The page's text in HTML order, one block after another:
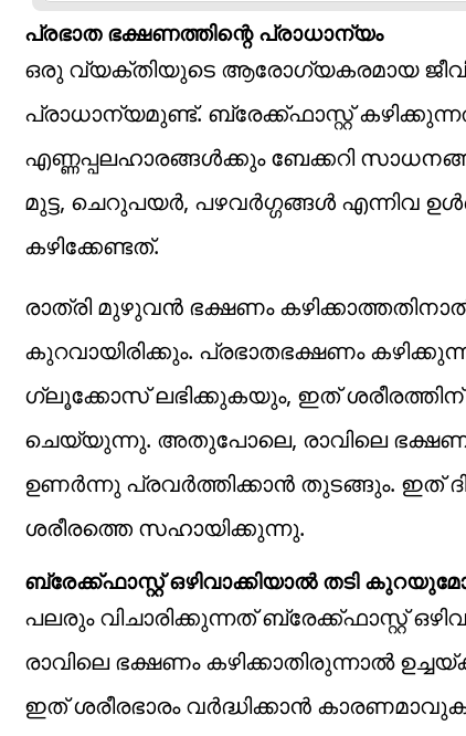
പ്രഭാത ഭക്ഷണത്തിന്റെ പ്രാധാന്യം
ഒരു വ്യക്തിയുടെ ആരോഗ്യകരമായ
പ്രാധാന്യമുണ്ട്. ബ്രേക്ക്ഫാസ്റ്റ്
എണ്ണപ്പലഹാരങ്ങൾക്കും ബേക്കറി
മുട്ട, ചെറുപയർ, പഴവർഗ്ഗങ്ങൾ എന്നിവ
കഴിക്കേണ്ടത്.
രാത്രി മുഴുവൻ ഭക്ഷണം
കുറവായിരിക്കും. പ്രഭാതഭക്ഷണം
ഗ്ലൂക്കോസ് ലഭിക്കുകയും, ഇത്
ചെയ്യുന്നു. അതുപോലെ, രാവിലെ ഭക്ഷണം
ഉണർന്നു പ്രവർത്തിക്കാൻ തുടങ്ങും. ഇത്
ശരീരത്തെ സഹായിക്കുന്നു.
ബ്രേക്ക്ഫാസ്റ്റ് ഒഴിവാക്കിയാൽ തടി
പലരും വിചാരിക്കുന്നത് ബ്രേക്ക്ഫാസ്റ്റ്
രാവിലെ ഭക്ഷണം കഴിക്കാതിരുന്നാൽ
ഇത് ശരീരഭാരം വർദ്ധിക്കാൻ